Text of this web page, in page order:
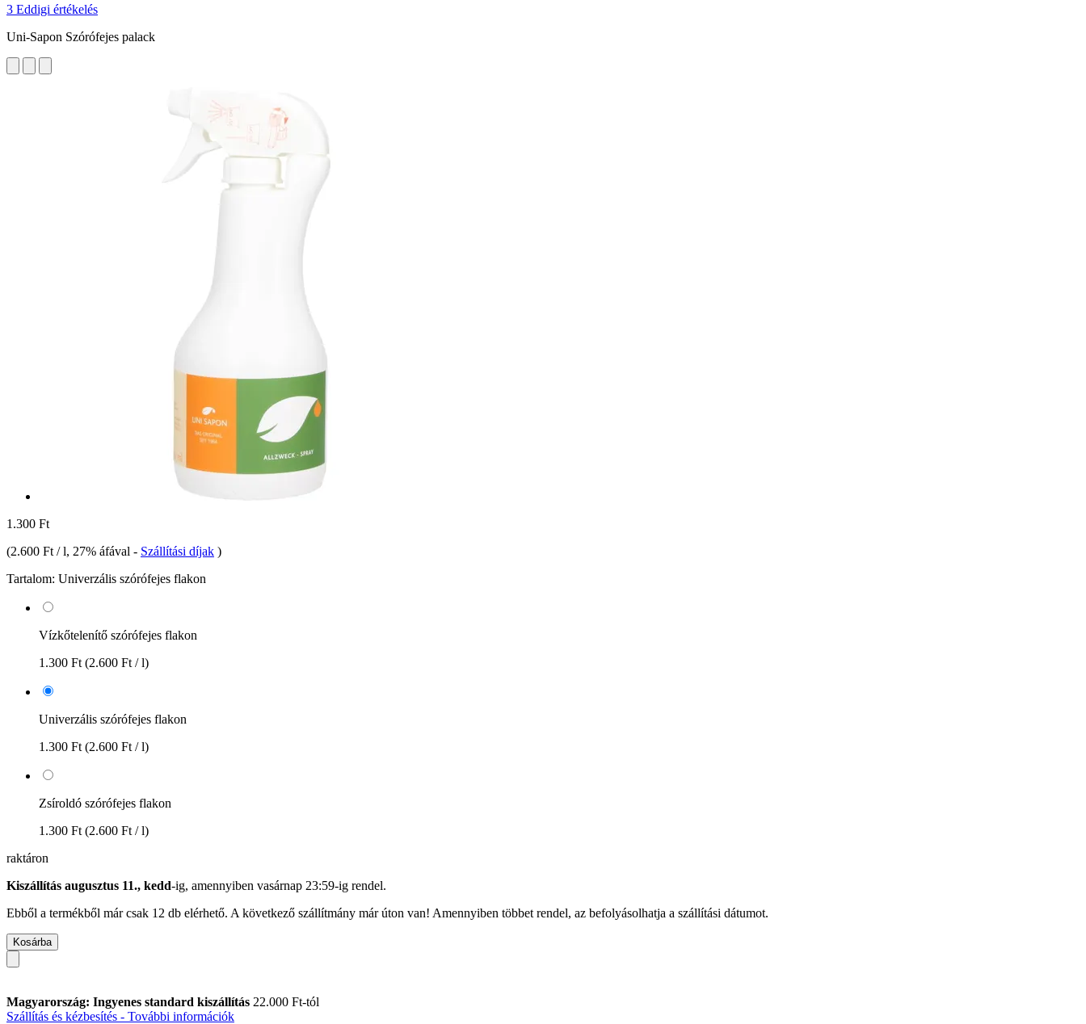
3 Eddigi értékelés
Uni-Sapon Szórófejes palack
1.300 Ft
(2.600 Ft / l, 27% áfával - Szállítási díjak )
Tartalom: Univerzális szórófejes flakon
Vízkőtelenítő szórófejes flakon
1.300 Ft (2.600 Ft / l)
Univerzális szórófejes flakon
1.300 Ft (2.600 Ft / l)
Zsíroldó szórófejes flakon
1.300 Ft (2.600 Ft / l)
raktáron
Kiszállítás augusztus 11., kedd-ig, amennyiben vasárnap 23:59-ig rendel.
Ebből a termékből már csak 12 db elérhető. A következő szállítmány már úton van! Amennyiben többet rendel, az befolyásolhatja a szállítási dátumot.
Kosárba
Magyarország: Ingyenes standard kiszállítás 22.000 Ft-tól
Szállítás és kézbesítés - További információk